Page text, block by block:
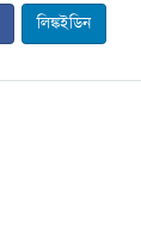
লিঙ্কইডিন